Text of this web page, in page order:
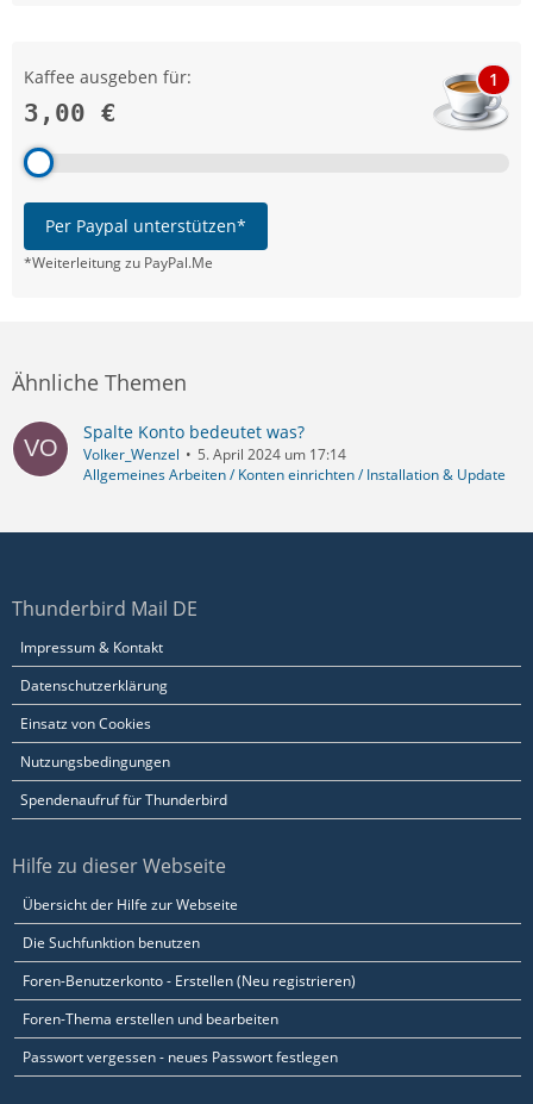
Kaffee ausgeben für:
3,00 €
1
Per Paypal unterstützen*
*Weiterleitung zu PayPal.Me
Ähnliche Themen
Spalte Konto bedeutet was?
Volker_Wenzel
5. April 2024 um 17:14
Allgemeines Arbeiten / Konten einrichten / Installation & Update
Thunderbird Mail DE
Impressum & Kontakt
Datenschutzerklärung
Einsatz von Cookies
Nutzungsbedingungen
Spendenaufruf für Thunderbird
Hilfe zu dieser Webseite
Übersicht der Hilfe zur Webseite
Die Suchfunktion benutzen
Foren-Benutzerkonto - Erstellen (Neu registrieren)
Foren-Thema erstellen und bearbeiten
Passwort vergessen - neues Passwort festlegen